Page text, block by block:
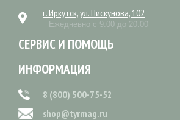
г. Иркутск, ул. Пискунова, 102
Ежедневно с 9.00 до 20.00
СЕРВИС И ПОМОЩЬ
ИНФОРМАЦИЯ
8 (800) 500-75-52
shop@tyrmag.ru